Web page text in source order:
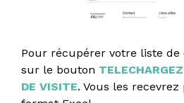
Pour récupérer votre liste
sur le bouton
DE VISITE. Vous les